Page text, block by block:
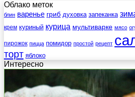
Облако меток
блин варенье гриб духовка запеканка
крем куриный курица мультиварке мясо
пирожок пицца помидор простой рецепт
торт яблоко
Интересно